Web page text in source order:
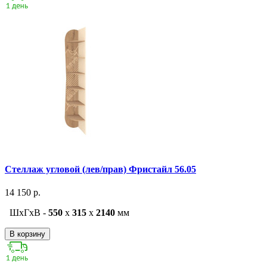
Стеллаж угловой (лев/прав) Фристайл 56.05
14 150 р.
ШxГxВ - 550 x 315 x 2140 мм
В корзину